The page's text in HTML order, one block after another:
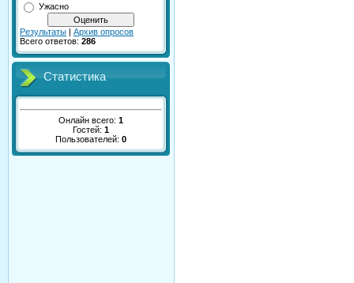
Ужасно
Результаты | Архив опросов
Всего ответов: 286
Статистика
Онлайн всего: 1
Гостей: 1
Пользователей: 0